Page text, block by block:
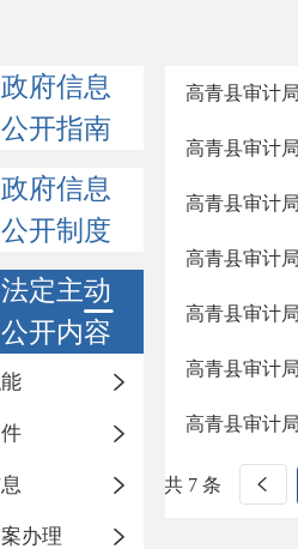
政府信息
公开指南
政府信息
公开制度
法定主动
公开内容
办理
高青县审计
高青县审计
高青县审计
高青县审计
高青县审计
高青县审计
高青县审计
共 7 条